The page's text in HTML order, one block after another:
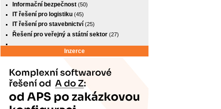
Informační bezpečnost (50)
IT řešení pro logistiku (45)
IT řešení pro stavebnictví (25)
Řešení pro veřejný a státní sektor (27)
Inzerce